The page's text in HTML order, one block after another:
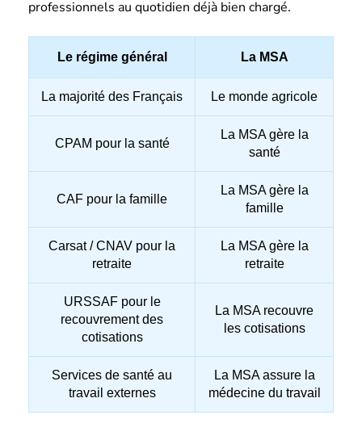
professionnels au quotidien déjà bien chargé.
Le régime général La MSA
La majorité des Français Le monde agricole
CPAM pour la santé
La MSA gère la
santé
CAF pour la famille
La MSA gère la
famille
Carsat / CNAV pour la
retraite
La MSA gère la
retraite
URSSAF pour le
recouvrement des
cotisations
La MSA recouvre
les cotisations
Services de santé au
travail externes
La MSA assure la
médecine du travail